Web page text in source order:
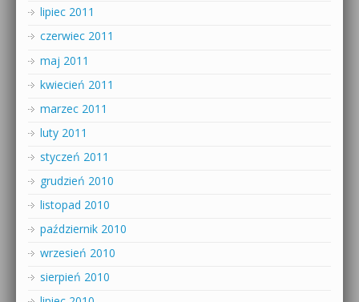
lipiec 2011
czerwiec 2011
maj 2011
kwiecień 2011
marzec 2011
luty 2011
styczeń 2011
grudzień 2010
listopad 2010
październik 2010
wrzesień 2010
sierpień 2010